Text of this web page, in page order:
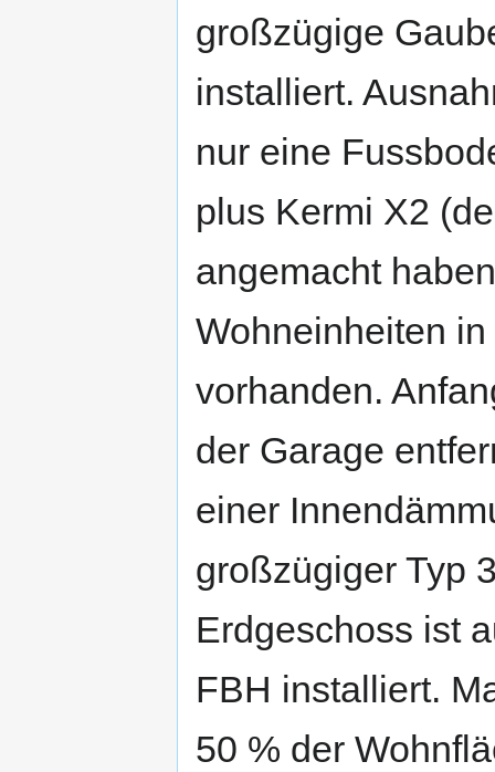
großzügige
installiert.
nur eine
plus Kermi X2
angemacht
Wohneinheiten
vorhanden.
der Garage
einer
großzügiger Typ
Erdgeschoss ist
FBH installiert.
50 % der